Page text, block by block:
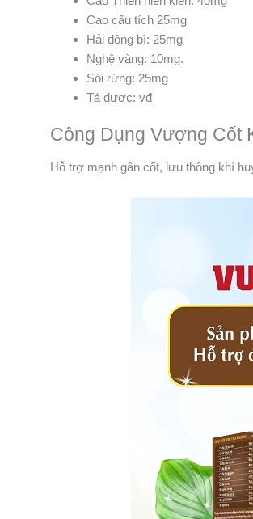
Cao cẩu tích 25mg
Hải đông bì: 25mg
Nghệ vàng: 10mg.
Sói rừng: 25mg
Tá dược: vđ
Công Dụng Vượng Cốt
Hỗ trợ mạnh gân cốt, lưu thông khí